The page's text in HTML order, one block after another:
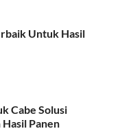
Untuk Hasil
Cabe Solusi
Panen